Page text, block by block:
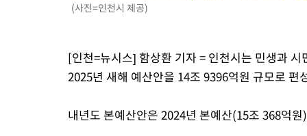
(사진=인천시 제공)
[인천=뉴시스] 함상환 기자 = 인천시는 민생과
2025년 새해 예산안을 14조 9396억원 규모로 편
내년도 본예산안은 2024년 본예산(15조 368억